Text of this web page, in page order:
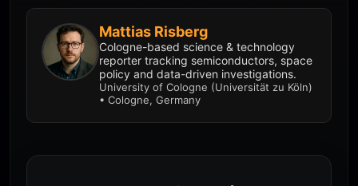
Mattias Risberg
Cologne-based science & technology
reporter tracking semiconductors, space
policy and data-driven investigations.
University of Cologne (Universität zu Köln)
• Cologne, Germany